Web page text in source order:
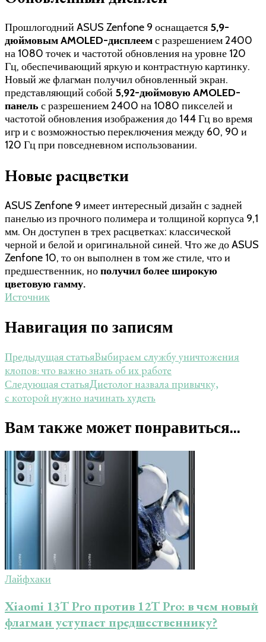
Прошлогодний ASUS Zenfone 9 оснащается 5,9-
дюймовым AMOLED-дисплеемс разрешением 2400
на 1080 точек и частотой обновления на уровне 120
Гц, обеспечивающий яркую и контрастную картинку.
Новый же флагман получил обновленный экран.
представляющий собой 5,92-дюймовую AMOLED-
панель с разрешением 2400 на 1080 пикселей и
частотой обновления изображения до 144 Гц во время
игр и с возможностью переключения между 60, 90 и
120 Гц при повседневном использовании.
Новые расцветки
ASUS Zenfone 9 имеет интересный дизайн с задней
панелью из прочного полимера и толщиной корпуса 9,1
мм. Он доступен в трех расцветках: классической
черной и белой и оригинальной синей. Что же до ASUS
Zenfone 10, то он выполнен в том же стиле, что и
предшественник, нополучил более широкую
цветовую гамму.
Источник
Навигация по записям
Предыдущая статьяВыбираем службу уничтожения
клопов: что важно знать об их работе
Следующая статьяДиетолог назвала привычку,
с которой нужно начинать худеть
Вам также может понравиться...
Лайфхаки
Xiaomi 13T Pro против 12T Pro: в чем новый
флагман уступает предшественнику?